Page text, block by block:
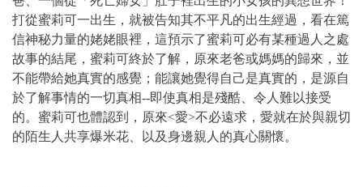
打從蜜莉可一出生，就被告知其不平凡的出生經過，看在篤
信神秘力量的姥姥眼裡，這預示了蜜莉可必有某種過人之處
故事的結尾，蜜莉可終於了解，原來老爸或媽媽的歸來，並
不能帶給她真實的感覺；能讓她覺得自己是真實的，是源自
於了解事情的一切真相--即使真相是殘酷、令人難以接受
的。蜜莉可也體認到，原來<愛>不必遠求，愛就在於與親切
的陌生人共享爆米花、以及身邊親人的真心關懷。